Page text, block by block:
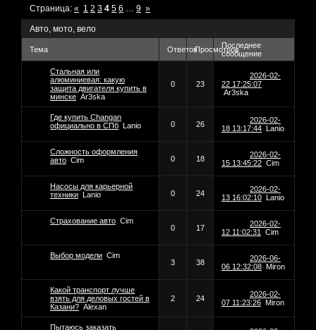
Авто, мото, вело
Страница:« 1 2 3 4 5 6 9 »
Тема ОтветовПросмотровПоследнее
сообщение
Стальная или
алюминиевая: какую
защита двигателя купить в
минске Ar3ska
0 23
2026-02-
22 17:25:07
Ar3ska
Где купить Changan
официально в СПб Lanio 0 26
2026-02-
18 13:17:44 Lanio
Сложность оформления
авто Cim 0 18
2026-02-
15 13:45:22 Cim
Насосы для карьерной
техники Lanio 0 24
2026-02-
13 16:02:10 Lanio
Страхование авто Cim
0
17
2026-02-
12 11:02:31
Cim
Выбор модели Cim
3
38
2026-06-
06 12:32:08 Miron
Какой транспорт лучше
взять для деловых гостей в
Казани? Alexan
2 24
2026-02-
07 11:23:26 Miron
Пытаюсь заказать